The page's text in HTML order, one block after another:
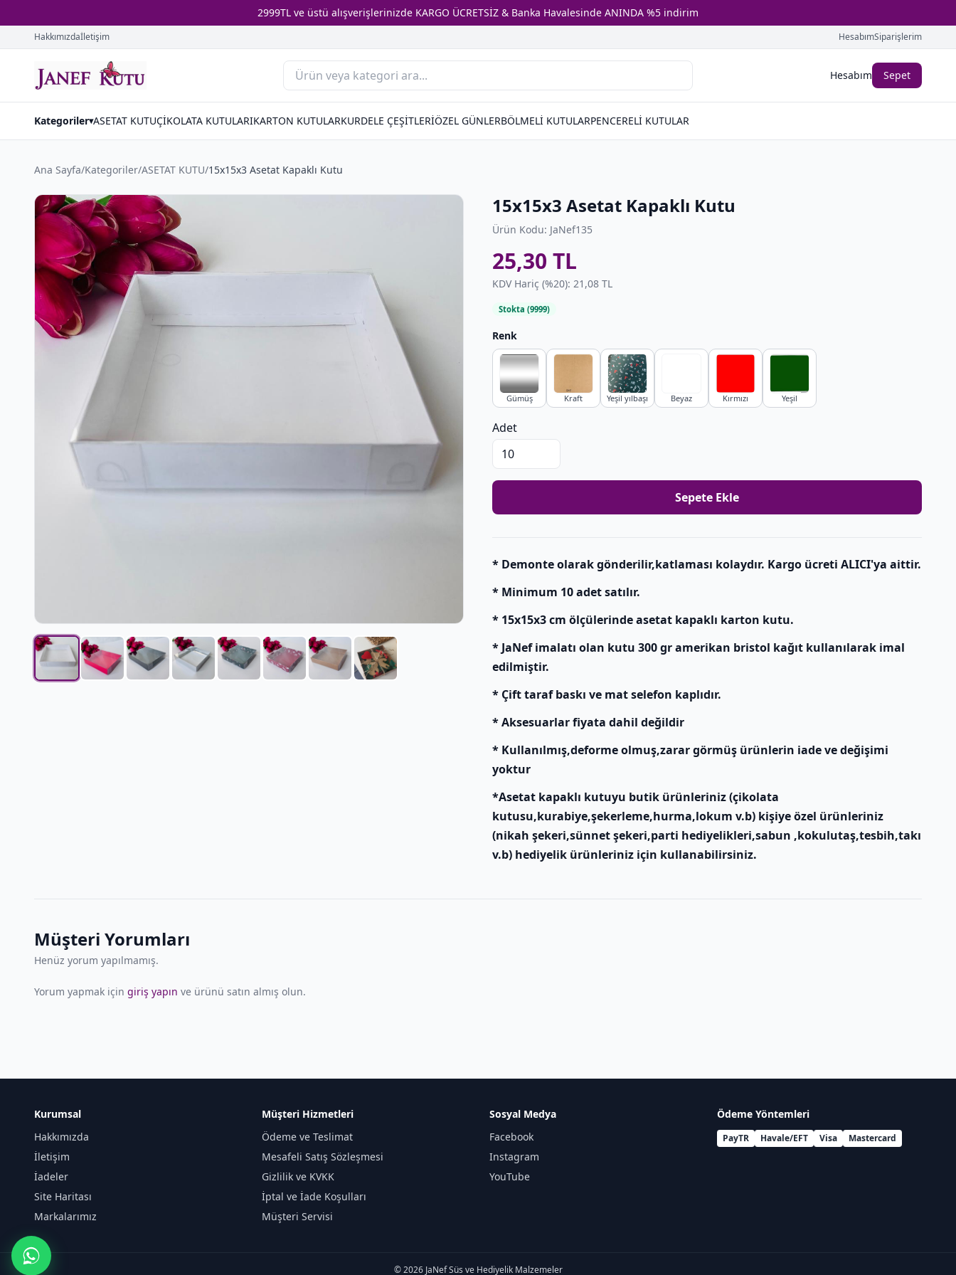
2999TL ve üstü alışverişlerinizde KARGO ÜCRETSİZ & Banka Havalesinde ANINDA %5 indirim
Hakkımızdaİletişim HesabımSiparişlerim
Hesabım Sepet
Kategoriler▾ASETAT KUTUÇİKOLATA KUTULARIKARTON KUTULARKURDELE ÇEŞİTLERİÖZEL GÜNLERBÖLMELİ KUTULARPENCERELİ KUTULAR
Ana Sayfa/Kategoriler/ASETAT KUTU/15x15x3 Asetat Kapaklı Kutu
15x15x3 Asetat Kapaklı Kutu
Ürün Kodu: JaNef135
25,30 TL
KDV Hariç (%20): 21,08 TL
Stokta (9999)
Renk
Gümüş Kraft Yeşil yılbaşı Beyaz Kırmızı Yeşil
Adet
Sepete Ekle
* Demonte olarak gönderilir,katlaması kolaydır. Kargo ücreti ALICI'ya aittir.
* Minimum 10 adet satılır.
* 15x15x3 cm ölçülerinde asetat kapaklı karton kutu.
* JaNef imalatı olan kutu 300 gr amerikan bristol kağıt kullanılarak imal
edilmiştir.
* Çift taraf baskı ve mat selefon kaplıdır.
* Aksesuarlar fiyata dahil değildir
* Kullanılmış,deforme olmuş,zarar görmüş ürünlerin iade ve değişimi
yoktur
*Asetat kapaklı kutuyu butik ürünleriniz (çikolata
kutusu,kurabiye,şekerleme,hurma,lokum v.b) kişiye özel ürünleriniz
(nikah şekeri,sünnet şekeri,parti hediyelikleri,sabun ,kokulutaş,tesbih,takı
v.b) hediyelik ürünleriniz için kullanabilirsiniz.
Müşteri Yorumları
Henüz yorum yapılmamış.
Yorum yapmak için giriş yapın ve ürünü satın almış olun.
Kurumsal
Hakkımızda
İletişim
İadeler
Site Haritası
Markalarımız
Müşteri Hizmetleri
Ödeme ve Teslimat
Mesafeli Satış Sözleşmesi
Gizlilik ve KVKK
İptal ve İade Koşulları
Müşteri Servisi
Sosyal Medya
Facebook
Instagram
YouTube
Ödeme Yöntemleri
PayTR Havale/EFT Visa Mastercard
© 2026 JaNef Süs ve Hediyelik Malzemeler